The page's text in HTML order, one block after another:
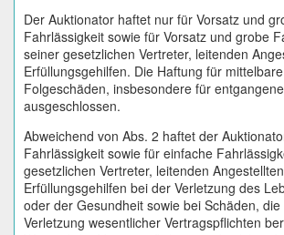
Der Auktionator haftet nur für Vorsatz und
Fahrlässigkeit sowie für Vorsatz und grobe
seiner gesetzlichen Vertreter, leitenden
Erfüllungsgehilfen. Die Haftung für
Folgeschäden, insbesondere für
ausgeschlossen.
Abweichend von Abs. 2 haftet der
Fahrlässigkeit sowie für einfache
gesetzlichen Vertreter, leitenden
Erfüllungsgehilfen bei der Verletzung des
oder der Gesundheit sowie bei Schäden,
Verletzung wesentlicher Vertragspflichten